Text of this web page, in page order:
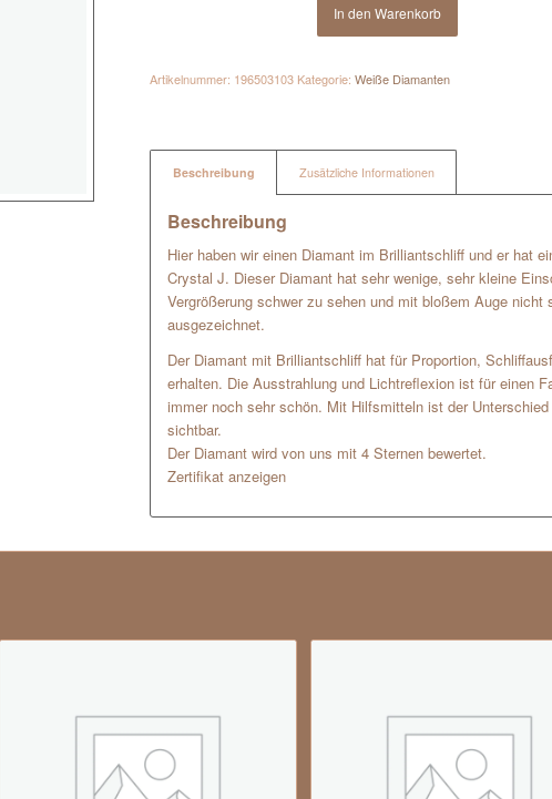
In den Warenkorb
Artikelnummer: 196503103 Kategorie:Weiße Diamanten
Beschreibung Zusätzliche Informationen
Beschreibung
Hier haben wir einen Diamant im Brilliantschliff und er hat
Crystal J. Dieser Diamant hat sehr wenige, sehr kleine
Vergrößerung schwer zu sehen und mit bloßem Auge
ausgezeichnet.
Der Diamant mit Brilliantschliff hat für Proportion,
erhalten. Die Ausstrahlung und Lichtreflexion ist für einen
immer noch sehr schön. Mit Hilfsmitteln ist der
sichtbar.
Der Diamant wird von uns mit 4 Sternen bewertet.
Zertifikat anzeigen